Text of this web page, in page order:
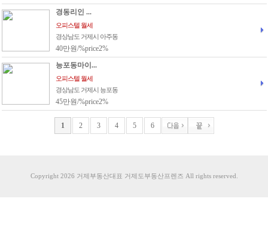
경동리인 ...
오피스텔 월세
경상남도 거제시 아주동
40만원/%price2%
능포동마이...
오피스텔 월세
경상남도 거제시 능포동
45만원/%price2%
1 2 3 4 5 6
Copyright 2026 거제부동산대표 거제도부동산프렌즈 All rights reserved.